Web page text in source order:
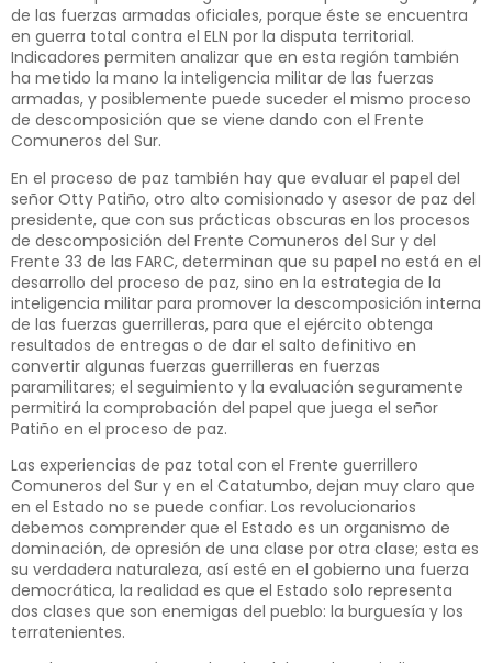
de las fuerzas armadas oficiales, porque éste se encuentra
en guerra total contra el ELN por la disputa territorial.
Indicadores permiten analizar que en esta región también
ha metido la mano la inteligencia militar de las fuerzas
armadas, y posiblemente puede suceder el mismo proceso
de descomposición que se viene dando con el Frente
Comuneros del Sur.
En el proceso de paz también hay que evaluar el papel del
señor Otty Patiño, otro alto comisionado y asesor de paz del
presidente, que con sus prácticas obscuras en los procesos
de descomposición del Frente Comuneros del Sur y del
Frente 33 de las FARC, determinan que su papel no está en el
desarrollo del proceso de paz, sino en la estrategia de la
inteligencia militar para promover la descomposición interna
de las fuerzas guerrilleras, para que el ejército obtenga
resultados de entregas o de dar el salto definitivo en
convertir algunas fuerzas guerrilleras en fuerzas
paramilitares; el seguimiento y la evaluación seguramente
permitirá la comprobación del papel que juega el señor
Patiño en el proceso de paz.
Las experiencias de paz total con el Frente guerrillero
Comuneros del Sur y en el Catatumbo, dejan muy claro que
en el Estado no se puede confiar. Los revolucionarios
debemos comprender que el Estado es un organismo de
dominación, de opresión de una clase por otra clase; esta es
su verdadera naturaleza, así esté en el gobierno una fuerza
democrática, la realidad es que el Estado solo representa
dos clases que son enemigas del pueblo: la burguesía y los
terratenientes.